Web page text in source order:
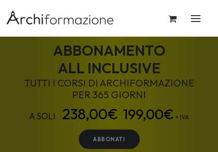
ABBONAMENTO
ALL INCLUSIVE
TUTTI I CORSI DI ARCHIFORMAZIONE
PER 365 GIORNI
199,00€ + IVA
ABBONATI